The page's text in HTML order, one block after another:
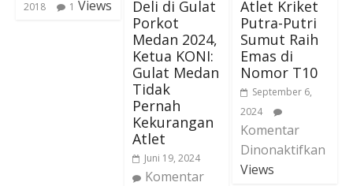
2018 1 Views
Deli di Gulat
Porkot
Medan 2024,
Ketua KONI:
Gulat Medan
Tidak
Pernah
Kekurangan
Atlet
Juni 19, 2024
Komentar
Atlet Kriket
Putra-Putri
Sumut Raih
Emas di
Nomor T10
September 6,
2024
Komentar
Dinonaktifkan
Views